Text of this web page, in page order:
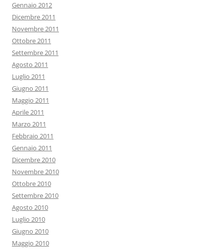
Gennaio 2012
Dicembre 2011
Novembre 2011
Ottobre 2011
Settembre 2011
Agosto 2011
Luglio 2011
Giugno 2011
Maggio 2011
Aprile 2011
Marzo 2011
Febbraio 2011
Gennaio 2011
Dicembre 2010
Novembre 2010
Ottobre 2010
Settembre 2010
Agosto 2010
Luglio 2010
Giugno 2010
Maggio 2010